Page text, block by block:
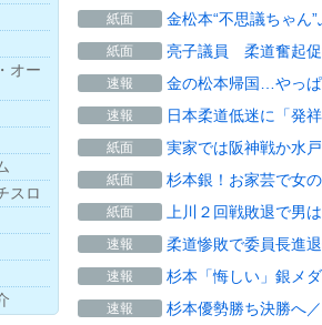
紙面 金松本“不思議ちゃん
紙面 亮子議員 柔道奮起促
速報 金の松本帰国…やっぱ
速報 日本柔道低迷に「発
紙面 実家では阪神戦か水
紙面 杉本銀！お家芸で女
紙面 上川２回戦敗退で男
速報 柔道惨敗で委員長進
速報 杉本「悔しい」銀メ
速報 杉本優勢勝ち決勝へ
オー
スロ